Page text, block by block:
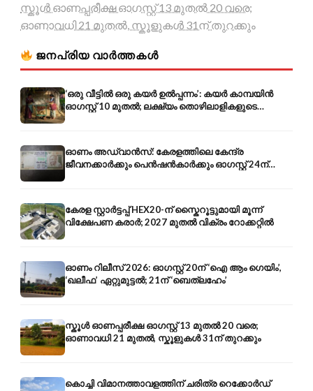
സ്കൂൾ ഓണപ്പരീക്ഷ ഓഗസ്റ്റ് 13 മുതൽ 20 വരെ;
ഓണാവധി 21 മുതൽ, സ്കൂളുകൾ 31ന് തുറക്കും
ജനപ്രിയ വാർത്തകൾ
‘ഒരു വീട്ടിൽ ഒരു കയർ ഉൽപ്പന്നം’: കയർ കാമ്പയിൻ
ഓഗസ്റ്റ് 10 മുതൽ; ലക്ഷ്യം തൊഴിലാളികളുടെ
ഉപജീവനം
ഓണം അഡ്വാൻസ്: കേരളത്തിലെ കേന്ദ്ര
ജീവനക്കാർക്കും പെൻഷൻകാർക്കും ഓഗസ്റ്റ് 24ന്
ശമ്പളം-പെൻഷൻ മുൻകൂർ
കേരള സ്റ്റാർട്ടപ്പ് HEX20-ന് സ്കൈറൂട്ടുമായി മൂന്ന്
വിക്ഷേപണ കരാർ; 2027 മുതൽ വിക്രം റോക്കറ്റിൽ
ഓണം റിലീസ് 2026: ഓഗസ്റ്റ് 20ന് ‘ഐ ആം ഗെയിം’,
‘ഖലീഫ’ ഏറ്റുമുട്ടൽ; 21ന് ‘ബെത്‌ലഹേം’
സ്കൂൾ ഓണപ്പരീക്ഷ ഓഗസ്റ്റ് 13 മുതൽ 20 വരെ;
ഓണാവധി 21 മുതൽ, സ്കൂളുകൾ 31ന് തുറക്കും
കൊച്ചി വിമാനത്താവളത്തിന് ചരിത്ര റെക്കോർഡ്